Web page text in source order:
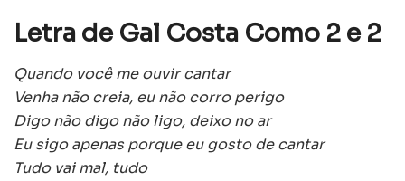
Letra de Gal Costa Como 2 e 2
Quando você me ouvir cantar
Venha não creia, eu não corro perigo
Digo não digo não ligo, deixo no ar
Eu sigo apenas porque eu gosto de cantar
Tudo vai mal, tudo